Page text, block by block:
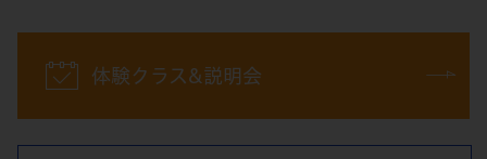
体験クラス&説明会